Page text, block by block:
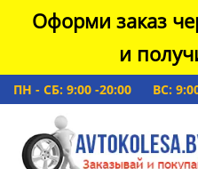
Оформи заказ
и
ПН - СБ: 9:00 -20:00 ВС: